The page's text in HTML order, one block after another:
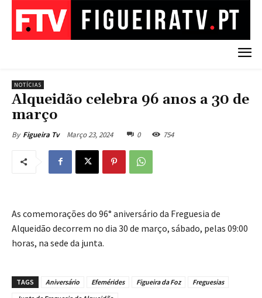
NOTÍCIAS
Alqueidão celebra 96 anos a 30 de
março
By Figueira Tv Março 23, 2024 0 754
As comemorações do 96° aniversário da Freguesia de
Alqueidão decorrem no dia 30 de março, sábado, pelas 09:00
horas, na sede da junta.
TAGS Aniversário Efemérides Figueira da Foz
Freguesias